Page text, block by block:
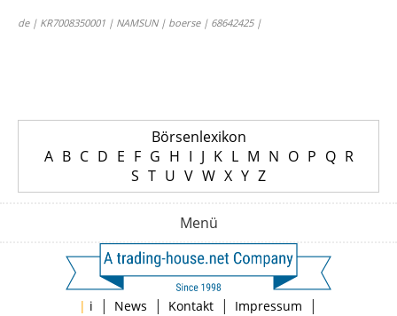
de | KR7008350001 | NAMSUN | boerse | 68642425 |
Börsenlexikon
A B C D E F G H I J K L M N O P Q R
S T U V W X Y Z
Menü
| i | News | Kontakt | Impressum |